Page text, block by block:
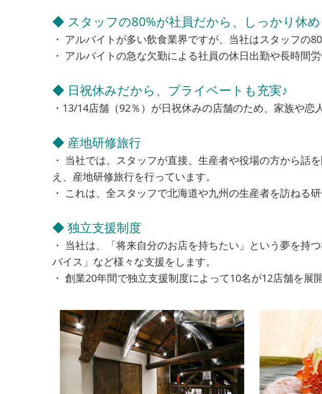
◆ スタッフの80%が社員だから、しっかり休
・ アルバイトが多い飲食業界ですが、当社はスタッフの
・ アルバイトの急な欠勤による社員の休日出勤や長時間労
◆ 日祝休みだから、プライベートも充実♪
・13/14店舗（92％）が日祝休みの店舗のため、家族や
◆ 産地研修旅行
・ 当社では、スタッフが直接、生産者や役場の方から話
え、産地研修旅行を行っています。
・ これは、全スタッフで北海道や九州の生産者を訪ねる研
◆ 独立支援制度
・ 当社は、「将来自分のお店を持ちたい」という夢を持
バイス」など様々な支援をします。
・ 創業20年間で独立支援制度によって10名が12店舗を展